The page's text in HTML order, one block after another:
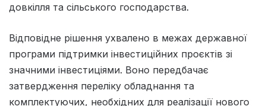
довкілля та сільського господарства.
Відповідне рішення ухвалено в межах державної
програми підтримки інвестиційних проєктів зі
значними інвестиціями. Воно передбачає
затвердження переліку обладнання та
комплектуючих, необхідних для реалізації нового